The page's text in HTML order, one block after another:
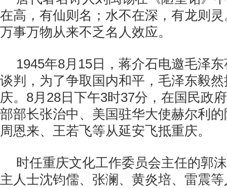
在高，有仙则名；水不在深，有龙则
万事万物从来不乏名人效应。
1945年8月15日，蒋介石电邀毛泽
谈判，为了争取国内和平，毛泽东毅
庆。8月28日下午3时37分，在国民政
部部长张治中、美国驻华大使赫尔利
周恩来、王若飞等从延安飞抵重庆。
时任重庆文化工作委员会主任的郭
主人士沈钧儒、张澜、黄炎培、雷震